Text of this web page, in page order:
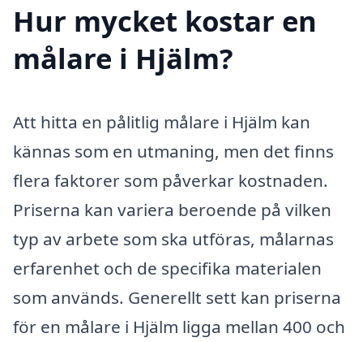
Hur mycket kostar en
målare i Hjälm?
Att hitta en pålitlig målare i Hjälm kan
kännas som en utmaning, men det finns
flera faktorer som påverkar kostnaden.
Priserna kan variera beroende på vilken
typ av arbete som ska utföras, målarnas
erfarenhet och de specifika materialen
som används. Generellt sett kan priserna
för en målare i Hjälm ligga mellan 400 och